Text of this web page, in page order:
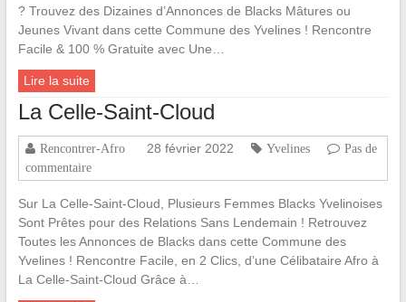
? Trouvez des Dizaines d’Annonces de Blacks Mâtures ou
Jeunes Vivant dans cette Commune des Yvelines ! Rencontre
Facile & 100 % Gratuite avec Une…
Lire la suite
La Celle-Saint-Cloud
Rencontrer-Afro 28 février 2022 Yvelines
Pas de
commentaire
Sur La Celle-Saint-Cloud, Plusieurs Femmes Blacks Yvelinoises
Sont Prêtes pour des Relations Sans Lendemain ! Retrouvez
Toutes les Annonces de Blacks dans cette Commune des
Yvelines ! Rencontre Facile, en 2 Clics, d’une Célibataire Afro à
La Celle-Saint-Cloud Grâce à…